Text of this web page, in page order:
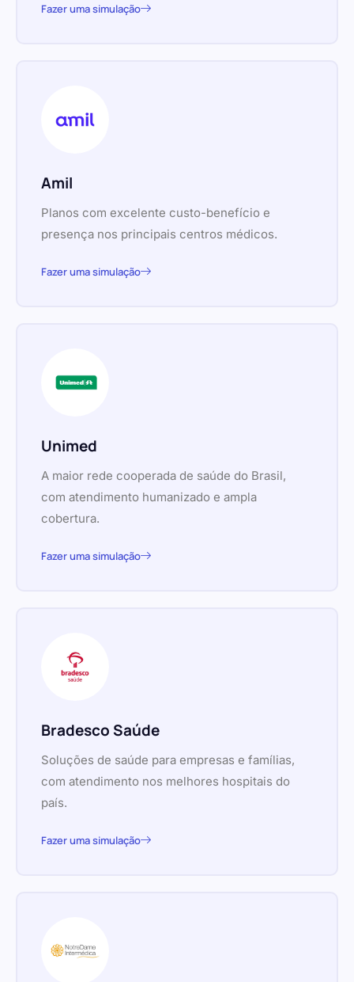
Fazer uma simulação
Amil
Planos com excelente custo-benefício e
presença nos principais centros médicos.
Fazer uma simulação
Unimed
A maior rede cooperada de saúde do Brasil,
com atendimento humanizado e ampla
cobertura.
Fazer uma simulação
Bradesco Saúde
Soluções de saúde para empresas e famílias,
com atendimento nos melhores hospitais do
país.
Fazer uma simulação